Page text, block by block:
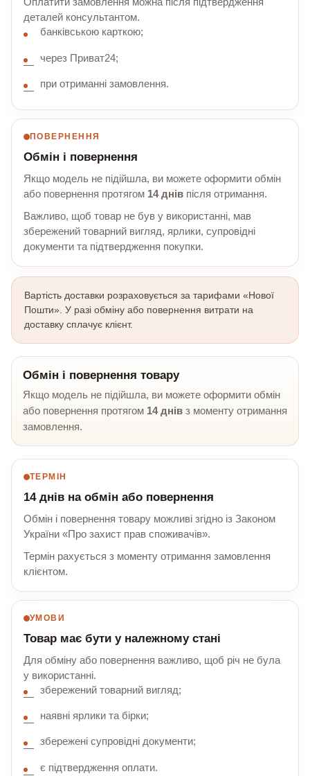
Оплатити замовлення можна після підтвердження
деталей консультантом.
банківською карткою;
через Приват24;
при отриманні замовлення.
ПОВЕРНЕННЯ
Обмін і повернення
Якщо модель не підійшла, ви можете оформити обмін
або повернення протягом 14 днів після отримання.
Важливо, щоб товар не був у використанні, мав
збережений товарний вигляд, ярлики, супровідні
документи та підтвердження покупки.
Вартість доставки розраховується за тарифами «Нової
Пошти». У разі обміну або повернення витрати на
доставку сплачує клієнт.
Обмін і повернення товару
Якщо модель не підійшла, ви можете оформити обмін
або повернення протягом 14 днів з моменту отримання
замовлення.
ТЕРМІН
14 днів на обмін або повернення
Обмін і повернення товару можливі згідно із Законом
України «Про захист прав споживачів».
Термін рахується з моменту отримання замовлення
клієнтом.
УМОВИ
Товар має бути у належному стані
Для обміну або повернення важливо, щоб річ не була
у використанні.
збережений товарний вигляд;
наявні ярлики та бірки;
збережені супровідні документи;
є підтвердження оплати.